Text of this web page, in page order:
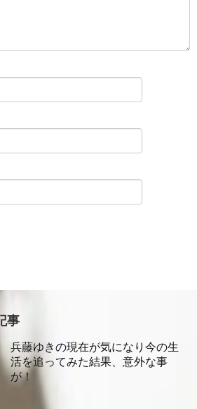
事
兵藤ゆきの現在が気になり今の生
活を追ってみた結果、意外な事
が！